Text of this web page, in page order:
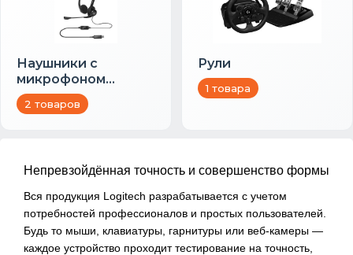
Наушники с
микрофоном
накладные
2 товаров
Рули
1 товара
Непревзойдённая точность и совершенство формы
Вся продукция Logitech разрабатывается с учетом
потребностей профессионалов и простых пользователей.
Будь то мыши, клавиатуры, гарнитуры или веб-камеры —
каждое устройство проходит тестирование на точность,